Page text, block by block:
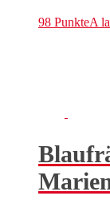
98 PunkteA